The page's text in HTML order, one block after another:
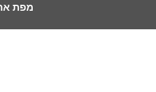
מפת